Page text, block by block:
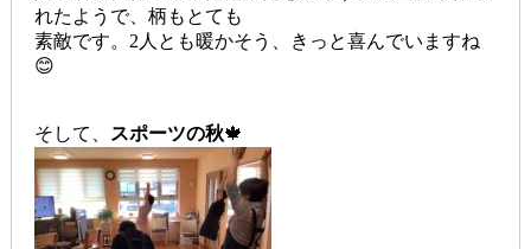
れたようで、柄もとても
素敵です。2人とも暖かそう、きっと喜んでいますね
😊
そして、 スポーツの秋🍁